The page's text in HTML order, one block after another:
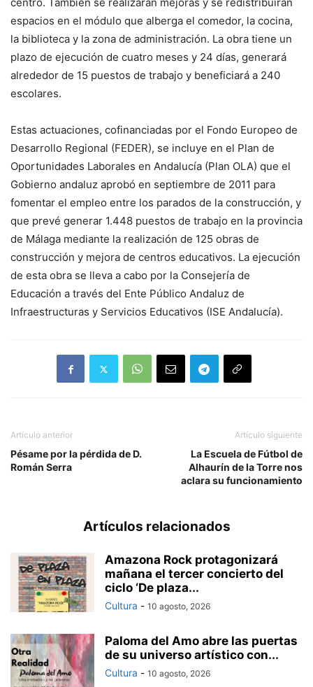
espacios en el módulo que alberga el comedor, la cocina,
la biblioteca y la zona de administración. La obra tiene un
plazo de ejecución de cuatro meses y 24 días, generará
alrededor de 15 puestos de trabajo y beneficiará a 240
escolares.
Estas actuaciones, cofinanciadas por el Fondo Europeo de
Desarrollo Regional (FEDER), se incluye en el Plan de
Oportunidades Laborales en Andalucía (Plan OLA) que el
Gobierno andaluz aprobó en septiembre de 2011 para
fomentar el empleo entre los parados de la construcción, y
que prevé generar 1.448 puestos de trabajo en la provincia
de Málaga mediante la realización de 125 obras de
construcción y mejora de centros educativos. La ejecución
de esta obra se lleva a cabo por la Consejería de
Educación a través del Ente Público Andaluz de
Infraestructuras y Servicios Educativos (ISE Andalucía).
Artículo anterior
Pésame por la pérdida de D.
Román Serra
Artículo siguiente
La Escuela de Fútbol de
Alhaurín de la Torre nos
aclara su funcionamiento
Artículos relacionados
Amazona Rock protagonizará
mañana el tercer concierto del
ciclo ‘De plaza...
Cultura - 10 agosto, 2026
Paloma del Amo abre las puertas
de su universo artístico con...
Cultura - 10 agosto, 2026